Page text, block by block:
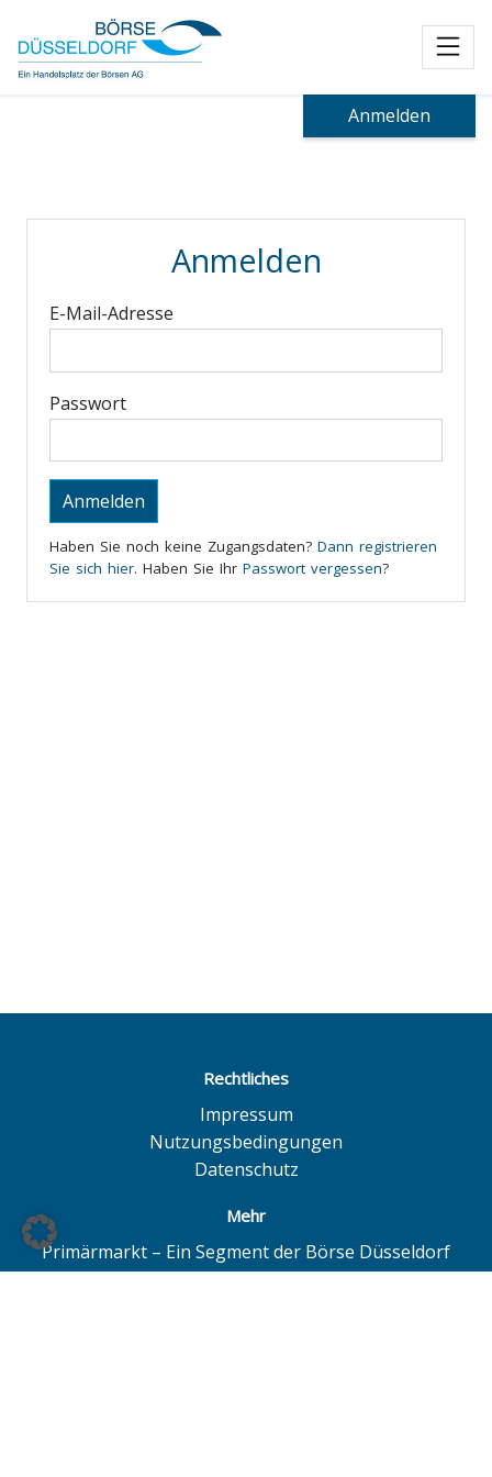
Anmelden
Anmelden
E-Mail-Adresse
Passwort
Anmelden
Haben Sie noch keine Zugangsdaten? Dann registrieren
Sie sich hier. Haben Sie Ihr Passwort vergessen?
Rechtliches
Impressum
Nutzungsbedingungen
Datenschutz
Mehr
Primärmarkt – Ein Segment der Börse Düsseldorf
Quotrix – Ein System der Börse Düsseldorf